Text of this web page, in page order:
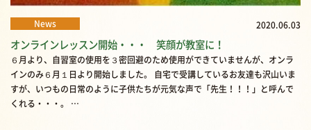
News 2020.06.03
オンラインレッスン開始・・・ 笑顔が教室に！
６月より、自習室の使用を３密回避のため使用ができていませんが、オンラ
インのみ６月１日より開始しました。 自宅で受講しているお友達も沢山いま
すが、いつもの日常のように子供たちが元気な声で「先生！！！」と呼んで
くれる・・・。 …